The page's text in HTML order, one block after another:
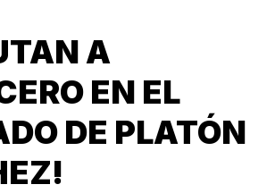
A
EN EL
DE PLATÓN